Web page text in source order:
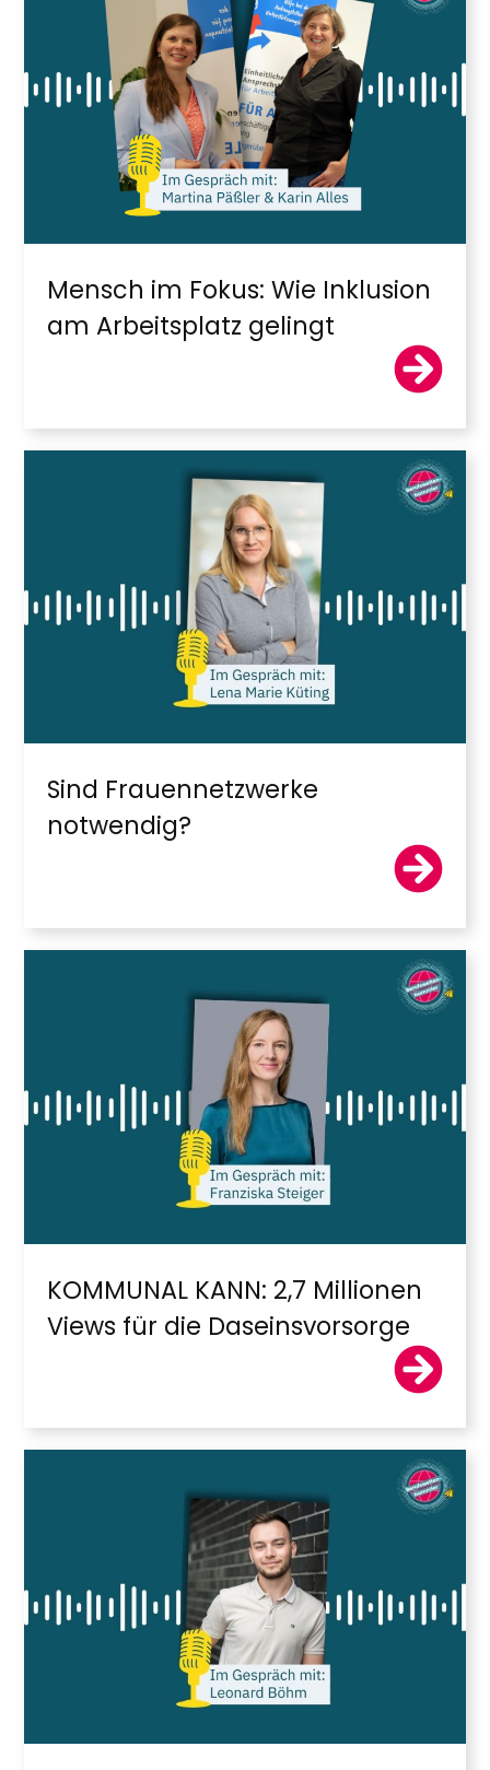
Mensch im Fokus: Wie Inklusion
am Arbeitsplatz gelingt
Sind Frauennetzwerke
notwendig?
KOMMUNAL KANN: 2,7 Millionen
Views für die Daseinsvorsorge